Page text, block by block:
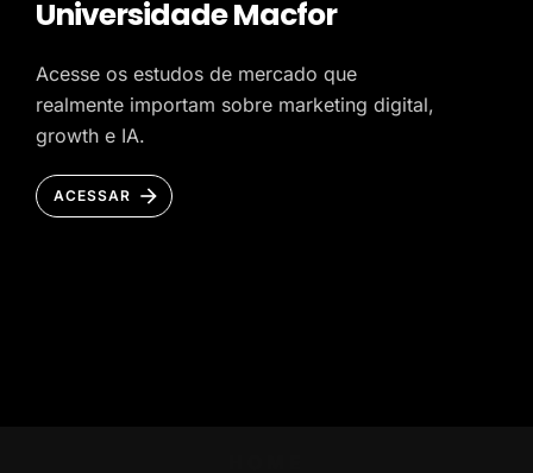
Universidade Macfor
Acesse os estudos de mercado que
realmente importam sobre marketing digital,
growth e IA.
ACESSAR